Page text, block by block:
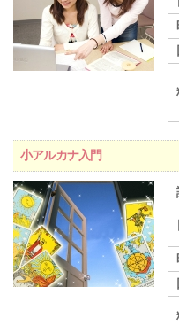
小アルカナ入門